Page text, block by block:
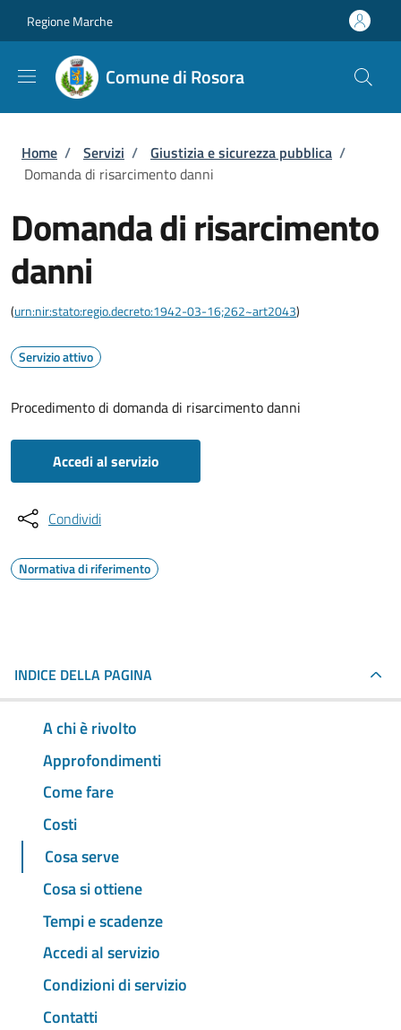
Regione Marche
Comune di Rosora
Briciole di pane
Home / Servizi / Giustizia e sicurezza pubblica /
Domanda di risarcimento danni
Domanda di risarcimento
danni
(urn:nir:stato:regio.decreto:1942-03-16;262~art2043)
Servizio attivo
Procedimento di domanda di risarcimento danni
Accedi al servizio
Condividi
Normativa di riferimento
INDICE DELLA PAGINA
A chi è rivolto
Approfondimenti
Come fare
Costi
Cosa serve
Cosa si ottiene
Tempi e scadenze
Accedi al servizio
Condizioni di servizio
Contatti